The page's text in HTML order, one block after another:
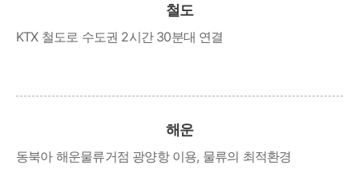
철도
KTX 철도로 수도권 2시간 30분대 연결
해운
동북아 해운물류거점 광양항 이용, 물류의 최적환경